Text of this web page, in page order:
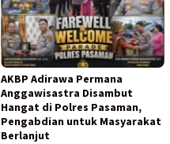
AKBP Adirawa Permana
Anggawisastra Disambut
Hangat di Polres Pasaman,
Pengabdian untuk Masyarakat
Berlanjut